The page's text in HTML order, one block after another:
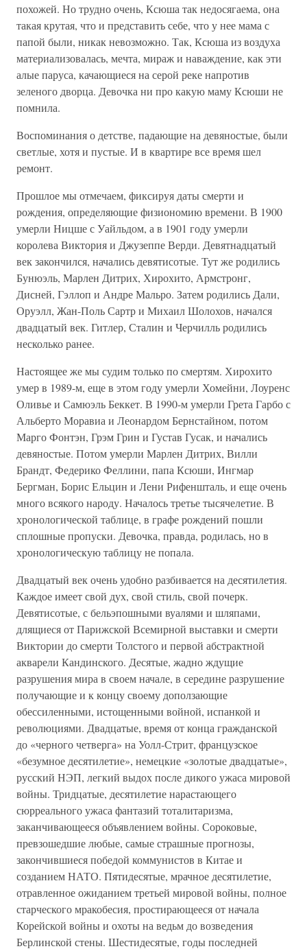
похожей. Но трудно очень, Ксюша так недосягаема, она
такая крутая, что и представить себе, что у нее мама с
папой были, никак невозможно. Так, Ксюша из воздуха
материализовалась, мечта, мираж и наваждение, как эти
алые паруса, качающиеся на серой реке напротив
зеленого дворца. Девочка ни про какую маму Ксюши не
помнила.
Воспоминания о детстве, падающие на девяностые, были
светлые, хотя и пустые. И в квартире все время шел
ремонт.
Прошлое мы отмечаем, фиксируя даты смерти и
рождения, определяющие физиономию времени. В 1900
умерли Ницше с Уайльдом, а в 1901 году умерли
королева Виктория и Джузеппе Верди. Девятнадцатый
век закончился, начались девятисотые. Тут же родились
Бунюэль, Марлен Дитрих, Хирохито, Армстронг,
Дисней, Гэллоп и Андре Мальро. Затем родились Дали,
Оруэлл, Жан-Поль Сартр и Михаил Шолохов, начался
двадцатый век. Гитлер, Сталин и Черчилль родились
несколько ранее.
Настоящее же мы судим только по смертям. Хирохито
умер в 1989-м, еще в этом году умерли Хомейни, Лоуренс
Оливье и Самюэль Беккет. В 1990-м умерли Грета Гарбо с
Альберто Моравиа и Леонардом Бернстайном, потом
Марго Фонтэн, Грэм Грин и Густав Гусак, и начались
девяностые. Потом умерли Марлен Дитрих, Вилли
Брандт, Федерико Феллини, папа Ксюши, Ингмар
Бергман, Борис Ельцин и Лени Рифеншталь, и еще очень
много всякого народу. Началось третье тысячелетие. В
хронологической таблице, в графе рождений пошли
сплошные пропуски. Девочка, правда, родилась, но в
хронологическую таблицу не попала.
Двадцатый век очень удобно разбивается на десятилетия.
Каждое имеет свой дух, свой стиль, свой почерк.
Девятисотые, с бельэпошными вуалями и шляпами,
длящиеся от Парижской Всемирной выставки и смерти
Виктории до смерти Толстого и первой абстрактной
акварели Кандинского. Десятые, жадно ждущие
разрушения мира в своем начале, в середине разрушение
получающие и к концу своему доползающие
обессиленными, истощенными войной, испанкой и
революциями. Двадцатые, время от конца гражданской
до «черного четверга» на Уолл-Стрит, французское
«безумное десятилетие», немецкие «золотые двадцатые»,
русский НЭП, легкий выдох после дикого ужаса мировой
войны. Тридцатые, десятилетие нарастающего
сюрреального ужаса фантазий тоталитаризма,
заканчивающееся объявлением войны. Сороковые,
превзошедшие любые, самые страшные прогнозы,
закончившиеся победой коммунистов в Китае и
созданием НАТО. Пятидесятые, мрачное десятилетие,
отравленное ожиданием третьей мировой войны, полное
старческого мракобесия, простирающееся от начала
Корейской войны и охоты на ведьм до возведения
Берлинской стены. Шестидесятые, годы последней